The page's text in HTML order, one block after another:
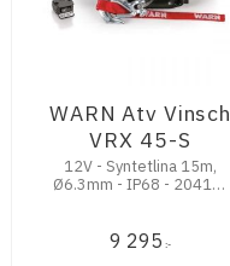
WARN Atv Vinsch
VRX 45-S
12V - Syntetlina 15m,
Ø6.3mm - IP68 - 2041kg
9 295 :-